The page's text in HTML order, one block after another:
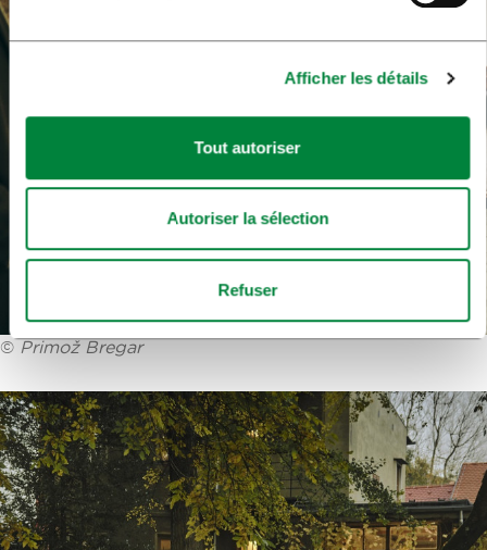
Afficher les détails
Tout autoriser
Autoriser la sélection
Refuser
©Primož Bregar